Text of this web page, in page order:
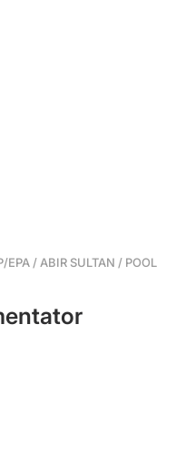
EPA / ABIR SULTAN / POOL